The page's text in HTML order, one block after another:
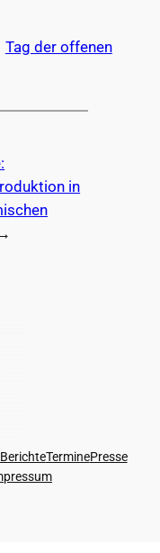
Tag der offenen
in
BerichteTerminePresse
FÜR DEMOKRATIE
GAGGENAU FÜR DEMOKRATIE